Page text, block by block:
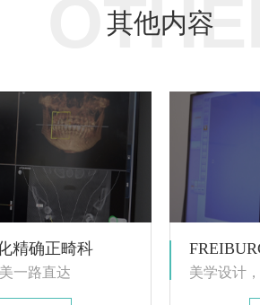
其他内容
OTHER
精确正畸科
一路直达 美学设计